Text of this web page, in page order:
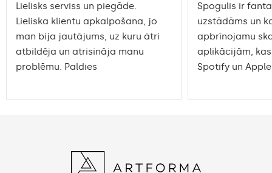
Lielisks serviss un piegāde.
Lieliska klientu apkalpošana, jo
man bija jautājums, uz kuru ātri
atbildēja un atrisināja manu
problēmu. Paldies
Spogulis ir
uzstādāms un
apbrīnojamu
aplikācijām,
Spotify un Apple